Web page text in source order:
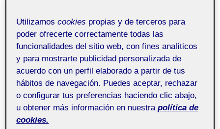
segueixin les normes i convencions de la
plataforma sobre la que està implementat
el sistema.»
5. Prevenció d’errors.
«Abans que dissenyar bons missatges
d’errors, és millor evitar que el problema
Utilizamoscookies propias y de terceros para
poder ofrecerte correctamente todas las
funcionalidades del sitio web, con fines analíticos
y para mostrarte publicidad personalizada de
acuerdo con un perfil elaborado a partir de tus
hábitos de navegación. Puedes aceptar, rechazar
o configurar tus preferencias haciendo clic abajo,
u obtener más información en nuestra política de
cookies.